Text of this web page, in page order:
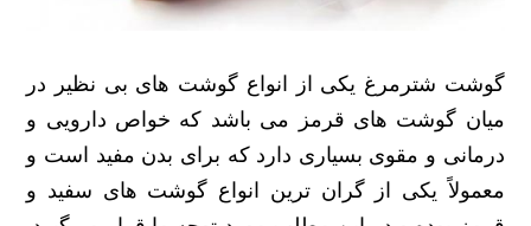
گوشت شترمرغ یکی از انواع گوشت های بی نظیر در
میان گوشت های قرمز می باشد که خواص دارویی و
درمانی و مقوی بسیاری دارد که برای بدن مفید است و
معمولاً یکی از گران ترین انواع گوشت های سفید و